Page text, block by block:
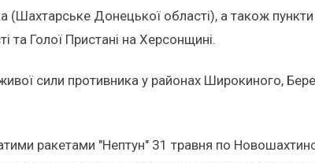
Донецької області), а також
та Голої Пристані на Херсонщині.
сили противника у районах Широкиного,
ракетами "Нептун" 31 травня по